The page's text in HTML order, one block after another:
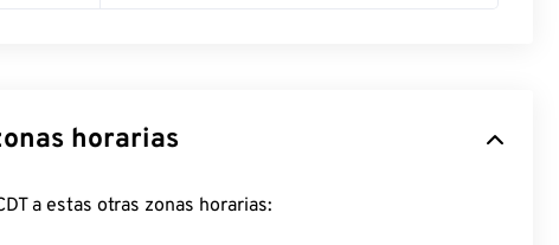
horarias
a estas otras zonas horarias: